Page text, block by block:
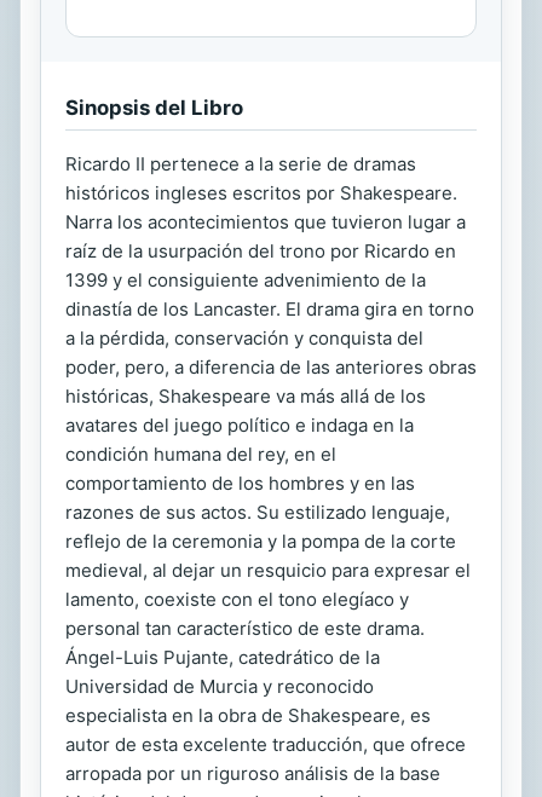
Sinopsis del Libro
Ricardo II pertenece a la serie de dramas
históricos ingleses escritos por Shakespeare.
Narra los acontecimientos que tuvieron lugar a
raíz de la usurpación del trono por Ricardo en
1399 y el consiguiente advenimiento de la
dinastía de los Lancaster. El drama gira en torno
a la pérdida, conservación y conquista del
poder, pero, a diferencia de las anteriores obras
históricas, Shakespeare va más allá de los
avatares del juego político e indaga en la
condición humana del rey, en el
comportamiento de los hombres y en las
razones de sus actos. Su estilizado lenguaje,
reflejo de la ceremonia y la pompa de la corte
medieval, al dejar un resquicio para expresar el
lamento, coexiste con el tono elegíaco y
personal tan característico de este drama.
Ángel-Luis Pujante, catedrático de la
Universidad de Murcia y reconocido
especialista en la obra de Shakespeare, es
autor de esta excelente traducción, que ofrece
arropada por un riguroso análisis de la base